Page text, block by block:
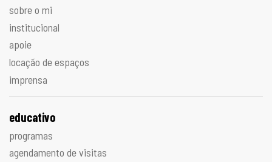
sobre o mi
institucional
apoie
locação de espaços
imprensa
educativo
programas
agendamento de visitas